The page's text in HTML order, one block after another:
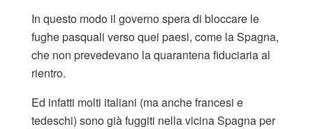
In questo modo il governo spera di bloccare le
fughe pasquali verso quei paesi, come la Spagna,
che non prevedevano la quarantena fiduciaria al
rientro.
Ed infatti molti italiani (ma anche francesi e
tedeschi) sono già fuggiti nella vicina Spagna per